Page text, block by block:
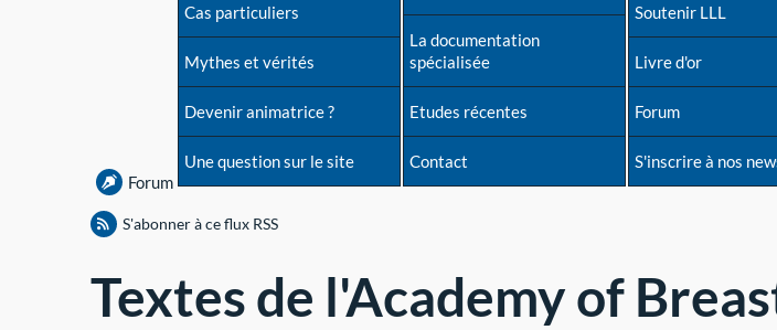
Forum
Cas particuliers
Mythes et vérités
Devenir animatrice ?
Une question sur le site
La documentation
spécialisée
Etudes récentes
Contact
Soutenir LLL
Livre d'or
Forum
S'inscrire à nos
S'abonner à ce flux RSS
Textes de l'Academy of